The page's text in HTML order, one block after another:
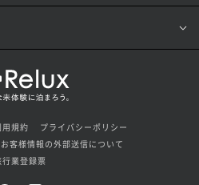
規約
プライバシーポリシー
客様情報の外部送信について
行業登録票